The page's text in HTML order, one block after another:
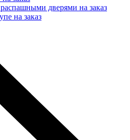
дверями на заказ
на заказ